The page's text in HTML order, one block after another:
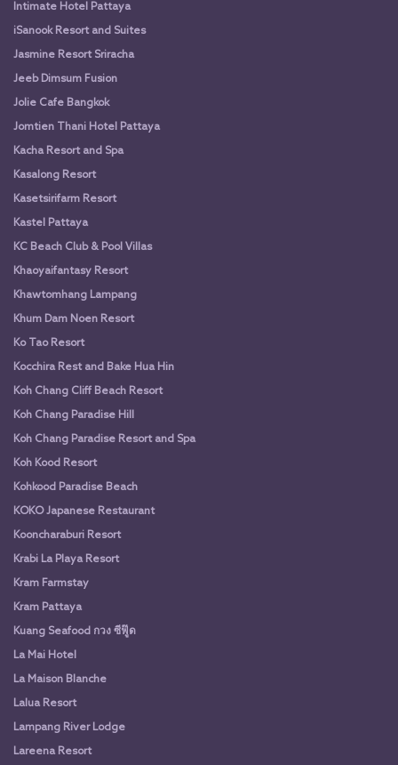
Intimate Hotel Pattaya
iSanook Resort and Suites
Jasmine Resort Sriracha
Jeeb Dimsum Fusion
Jolie Cafe Bangkok
Jomtien Thani Hotel Pattaya
Kacha Resort and Spa
Kasalong Resort
Kasetsirifarm Resort
Kastel Pattaya
KC Beach Club & Pool Villas
Khaoyaifantasy Resort
Khawtomhang Lampang
Khum Dam Noen Resort
Ko Tao Resort
Kocchira Rest and Bake Hua Hin
Koh Chang Cliff Beach Resort
Koh Chang Paradise Hill
Koh Chang Paradise Resort and Spa
Koh Kood Resort
Kohkood Paradise Beach
KOKO Japanese Restaurant
Kooncharaburi Resort
Krabi La Playa Resort
Kram Farmstay
Kram Pattaya
Kuang Seafood กวง ซีฟู๊ด
La Mai Hotel
La Maison Blanche
Lalua Resort
Lampang River Lodge
Lareena Resort